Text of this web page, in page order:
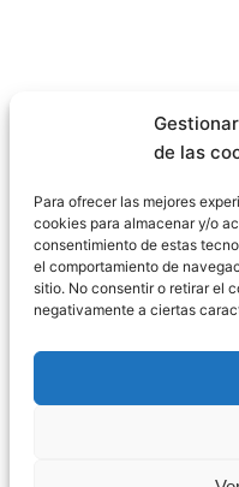
de las
Para ofrecer las mejores
cookies para almacenar y/o
consentimiento de estas
el comportamiento de
sitio. No consentir o retirar el
negativamente a ciertas